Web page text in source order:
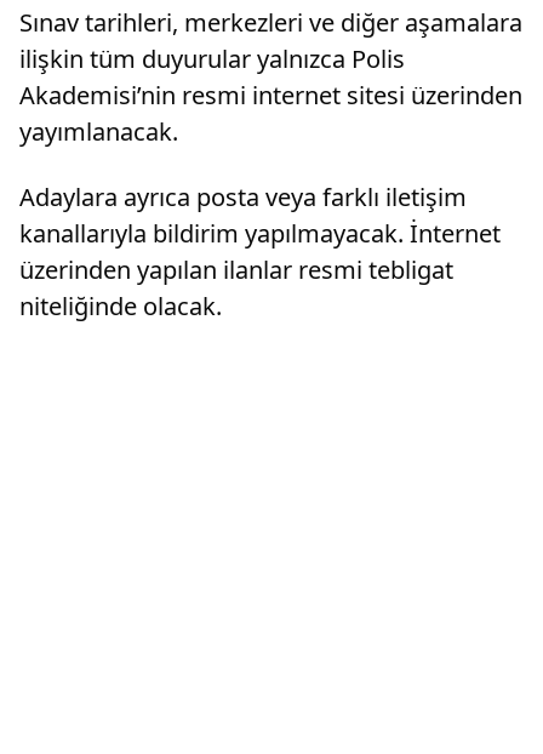
Sınav tarihleri, merkezleri ve diğer aşamalara
ilişkin tüm duyurular yalnızca Polis
Akademisi’nin resmi internet sitesi üzerinden
yayımlanacak.
Adaylara ayrıca posta veya farklı iletişim
kanallarıyla bildirim yapılmayacak. İnternet
üzerinden yapılan ilanlar resmi tebligat
niteliğinde olacak.